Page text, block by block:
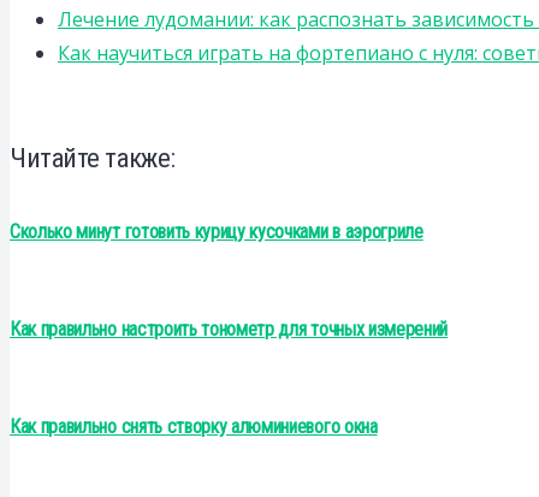
Лечение лудомании: как распознать
Как научиться играть на фортепиано с нуля:
Читайте также:
Сколько минут готовить курицу кусочками в аэрогриле
Как правильно настроить тонометр для точных измерений
Как правильно снять створку алюминиевого окна